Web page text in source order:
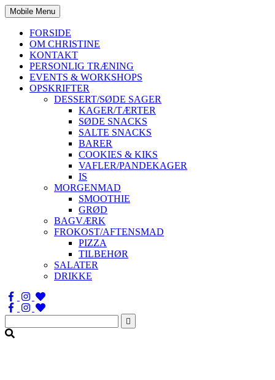
Mobile Menu
FORSIDE
OM CHRISTINE
KONTAKT
PERSONLIG TRÆNING
EVENTS & WORKSHOPS
OPSKRIFTER
DESSERT/SØDE SAGER
KAGER/TÆRTER
SØDE SNACKS
SALTE SNACKS
BARER
COOKIES & KIKS
VAFLER/PANDEKAGER
IS
MORGENMAD
SMOOTHIE
GRØD
BAGVÆRK
FROKOST/AFTENSMAD
PIZZA
TILBEHØR
SALATER
DRIKKE
Søg
efter: